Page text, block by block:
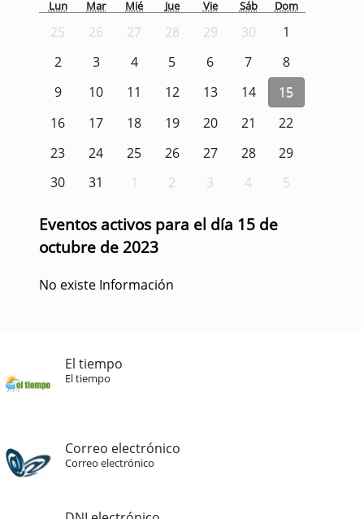
Lun Mar Mié Jue Vie Sáb Dom
25 26 27 28 29 30
1
2
3 4 5 6 7
8
9
10 11 12 13 14
15
16
17 18 19 20 21
22
23
24 25 26 27 28
29
30
31 1 2 3 4 5
Eventos activos para el día 15 de
octubre de 2023
No existe Información
El tiempo
El tiempo
Correo electrónico
Correo electrónico